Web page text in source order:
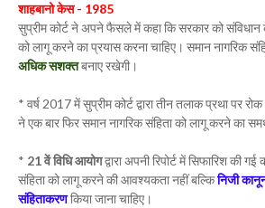
शाहबानो केस - 1985
सुप्रीम कोर्ट ने अपने फैसले में कहा कि सरकार को
को लागू करने का प्रयास करना चाहिए। समान नागरिक
अधिक सशक्तबनाए रखेगी।
* वर्ष 2017 में सुप्रीम कोर्ट द्वारा तीन तलाक प्रथा पर
ने एक बार फिर समान नागरिक संहिता को लागू करने का
* 21 वें विधि आयोगद्वारा अपनी रिपोर्ट में सिफारिश की
संहिता को लागू करने की आवश्यकता नहीं बल्किनिजी
संहिताकरणकिया जाना चाहिए।